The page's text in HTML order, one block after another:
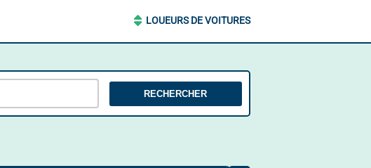
LOUEURS DE VOITURES
RECHERCHER